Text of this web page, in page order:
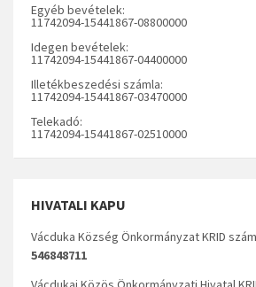
Egyéb bevételek:
11742094-15441867-08800000
Idegen bevételek:
11742094-15441867-04400000
Illetékbeszedési számla:
11742094-15441867-03470000
Telekadó:
11742094-15441867-02510000
HIVATALI KAPU
Vácduka Község Önkormányzat KRID
546848711